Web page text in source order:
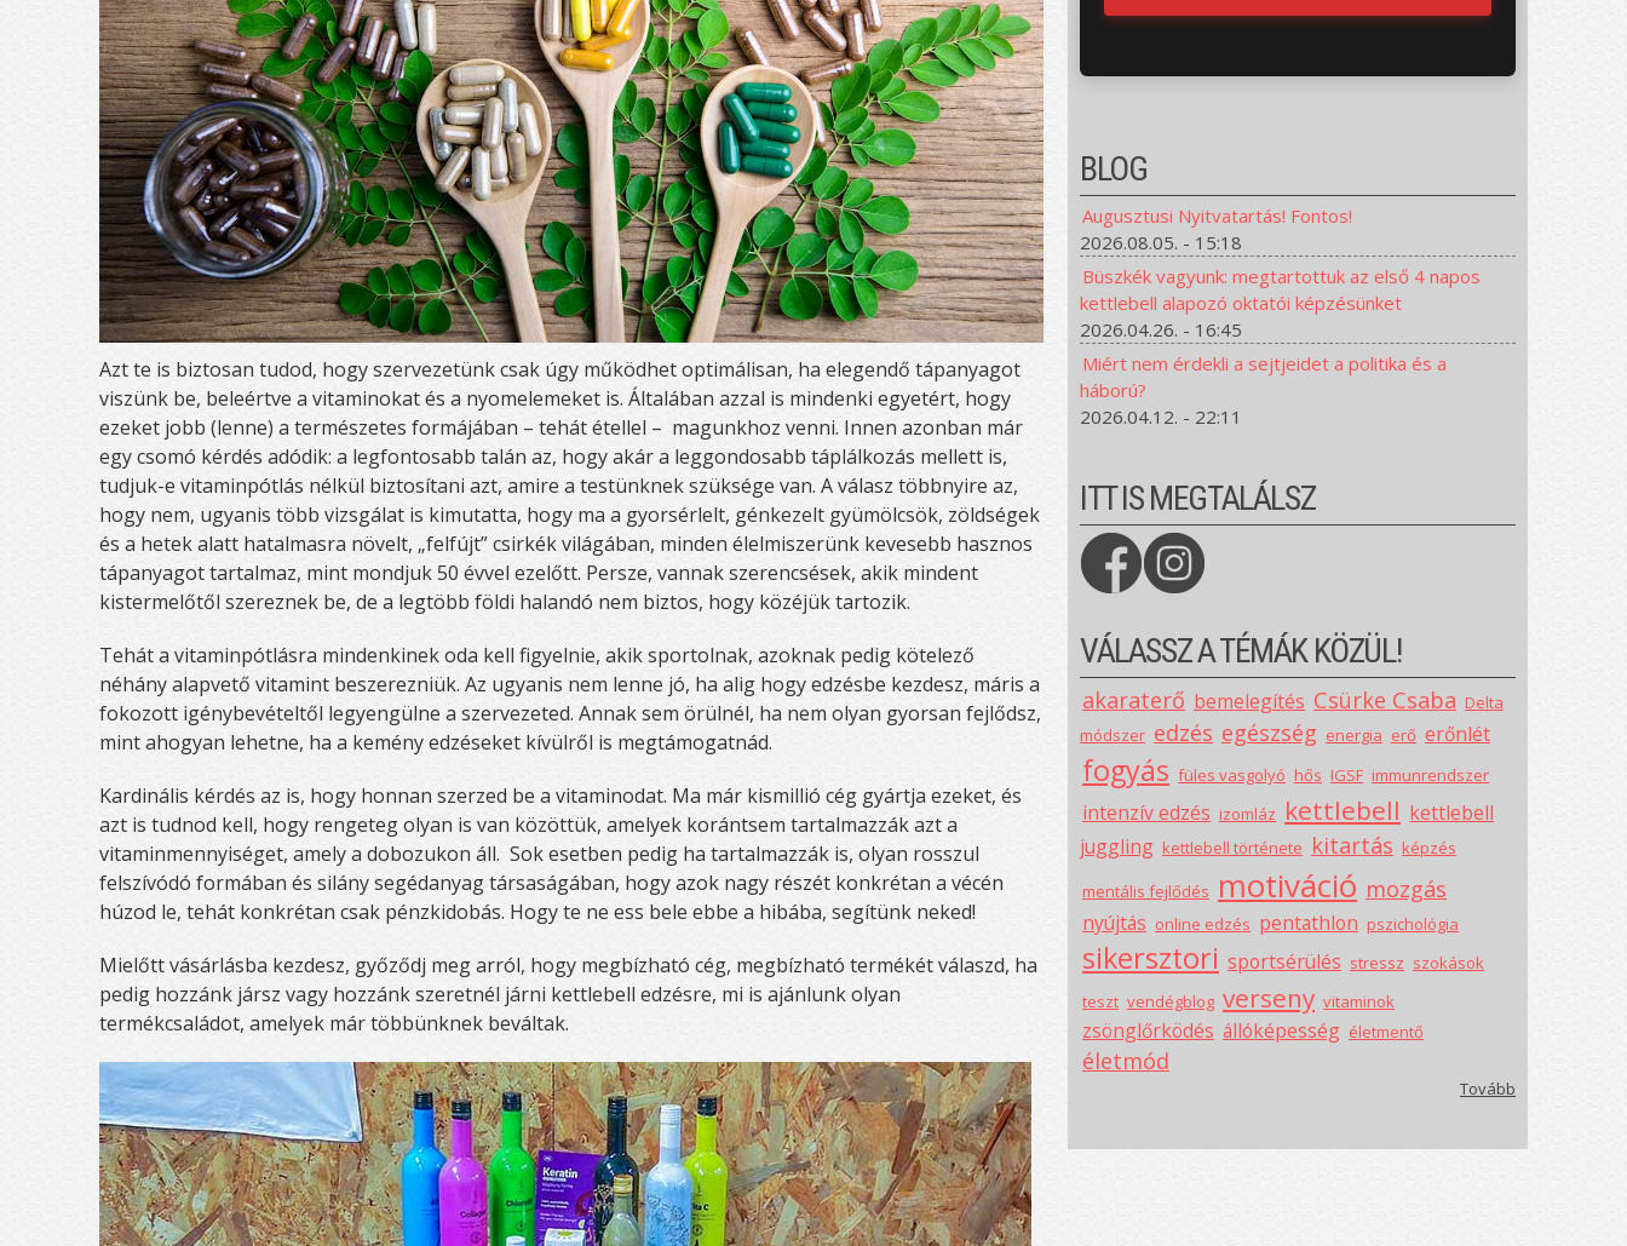
Azt te is biztosan tudod, hogy szervezetünk csak úgy működhet optimálisan, ha elegendő tápanyagot
viszünk be, beleértve a vitaminokat és a nyomelemeket is. Általában azzal is mindenki egyetért, hogy
ezeket jobb (lenne) a természetes formájában – tehát étellel – magunkhoz venni. Innen azonban már
egy csomó kérdés adódik: a legfontosabb talán az, hogy akár a leggondosabb táplálkozás mellett is,
tudjuk-e vitaminpótlás nélkül biztosítani azt, amire a testünknek szüksége van. A válasz többnyire az,
hogy nem, ugyanis több vizsgálat is kimutatta, hogy ma a gyorsérlelt, génkezelt gyümölcsök, zöldségek
és a hetek alatt hatalmasra növelt, „felfújt” csirkék világában, minden élelmiszerünk kevesebb hasznos
tápanyagot tartalmaz, mint mondjuk 50 évvel ezelőtt. Persze, vannak szerencsések, akik mindent
kistermelőtől szereznek be, de a legtöbb földi halandó nem biztos, hogy közéjük tartozik.
Tehát a vitaminpótlásra mindenkinek oda kell figyelnie, akik sportolnak, azoknak pedig kötelező
néhány alapvető vitamint beszerezniük. Az ugyanis nem lenne jó, ha alig hogy edzésbe kezdesz, máris a
fokozott igénybevételtől legyengülne a szervezeted. Annak sem örülnél, ha nem olyan gyorsan fejlődsz,
mint ahogyan lehetne, ha a kemény edzéseket kívülről is megtámogatnád.
Kardinális kérdés az is, hogy honnan szerzed be a vitaminodat. Ma már kismillió cég gyártja ezeket, és
azt is tudnod kell, hogy rengeteg olyan is van közöttük, amelyek korántsem tartalmazzák azt a
vitaminmennyiséget, amely a dobozukon áll. Sok esetben pedig ha tartalmazzák is, olyan rosszul
felszívódó formában és silány segédanyag társaságában, hogy azok nagy részét konkrétan a vécén
húzod le, tehát konkrétan csak pénzkidobás. Hogy te ne ess bele ebbe a hibába, segítünk neked!
Mielőtt vásárlásba kezdesz, győződj meg arról, hogy megbízható cég, megbízható termékét válaszd, ha
pedig hozzánk jársz vagy hozzánk szeretnél járni kettlebell edzésre, mi is ajánlunk olyan
termékcsaládot, amelyek már többünknek beváltak.
BLOG
Augusztusi Nyitvatartás! Fontos!
2026.08.05. - 15:18
Büszkék vagyunk: megtartottuk az első 4 napos
kettlebell alapozó oktatói képzésünket
2026.04.26. - 16:45
Miért nem érdekli a sejtjeidet a politika és a
háború?
2026.04.12. - 22:11
ITT IS MEGTALÁLSZ
VÁLASSZ A TÉMÁK KÖZÜL!
akaraterő bemelegítés Csürke Csaba Delta
módszer edzés egészség energia erő erőnlét
fogyás füles vasgolyó hős IGSF immunrendszer
intenzív edzés izomláz kettlebell kettlebell
juggling kettlebell története kitartás képzés
mentális fejlődés motiváció mozgás
nyújtás online edzés pentathlon pszichológia
sikersztori sportsérülés stressz szokások
teszt vendégblog verseny vitaminok
zsönglőrködés állóképesség életmentő
életmód
Tovább